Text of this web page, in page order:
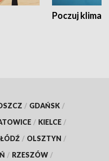
Poczuj klimat
/ GDAŃSK /
/ KIELCE /
ŁÓDŹ / OLSZTYN /
/ RZESZÓW /